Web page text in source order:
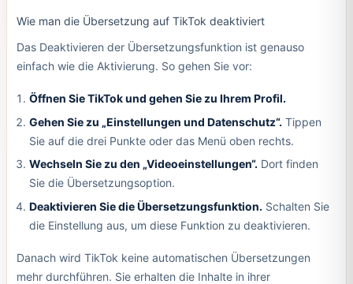
Wie man die Übersetzung auf TikTok deaktiviert
Das Deaktivieren der Übersetzungsfunktion ist genauso
einfach wie die Aktivierung. So gehen Sie vor:
Öffnen Sie TikTok und gehen Sie zu Ihrem Profil.
Gehen Sie zu „Einstellungen und Datenschutz“. Tippen
Sie auf die drei Punkte oder das Menü oben rechts.
Wechseln Sie zu den „Videoeinstellungen“. Dort finden
Sie die Übersetzungsoption.
Deaktivieren Sie die Übersetzungsfunktion. Schalten Sie
die Einstellung aus, um diese Funktion zu deaktivieren.
Danach wird TikTok keine automatischen Übersetzungen
mehr durchführen. Sie erhalten die Inhalte in ihrer